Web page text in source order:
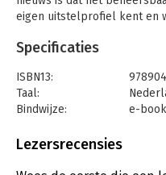
eigen uitstelprofiel kent en
overzichtelijke manier
zorgen dat je je
echt verschil gaat merken in
actieplan in het boek geeft
Specificaties
ISBN13:
Taal:
Bindwijze:
e-book
Bestandsformaat:
Lezersrecensies